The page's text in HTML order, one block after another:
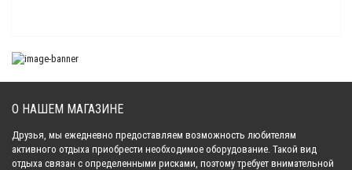
Бендикс стартера Sledex для Arctic Cat/Polaris
О НАШЕМ МАГАЗИНЕ
Друзья, мы ежедневно предоставляем возможность любителям
активного отдыха приобрести необходимое оборудование. Такой вид
отдыха связан с определенными рисками, поэтому требует внимательной